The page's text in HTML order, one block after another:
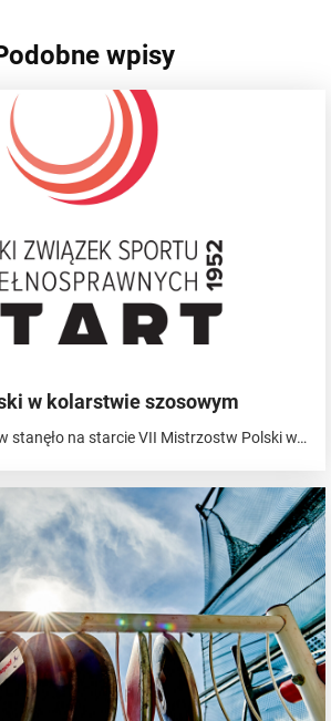
wpisy
w kolarstwie szosowym
stanęło na starcie VII Mistrzostw Polski w…